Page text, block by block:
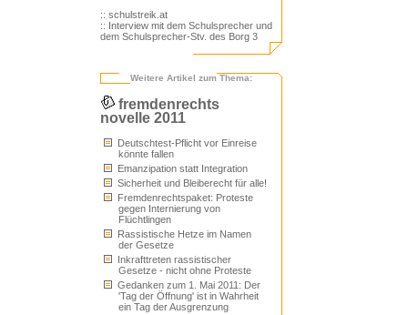
:: schulstreik.at
:: Interview mit dem Schulsprecher und
dem Schulsprecher-Stv. des Borg 3
Weitere Artikel zum Thema:
fremdenrechts
novelle 2011
Deutschtest-Pflicht vor Einreise
könnte fallen
Emanzipation statt Integration
Sicherheit und Bleiberecht für alle!
Fremdenrechtspaket: Proteste
gegen Internierung von
Flüchtlingen
Rassistische Hetze im Namen
der Gesetze
Inkrafttreten rassistischer
Gesetze - nicht ohne Proteste
Gedanken zum 1. Mai 2011: Der
'Tag der Öffnung' ist in Wahrheit
ein Tag der Ausgrenzung